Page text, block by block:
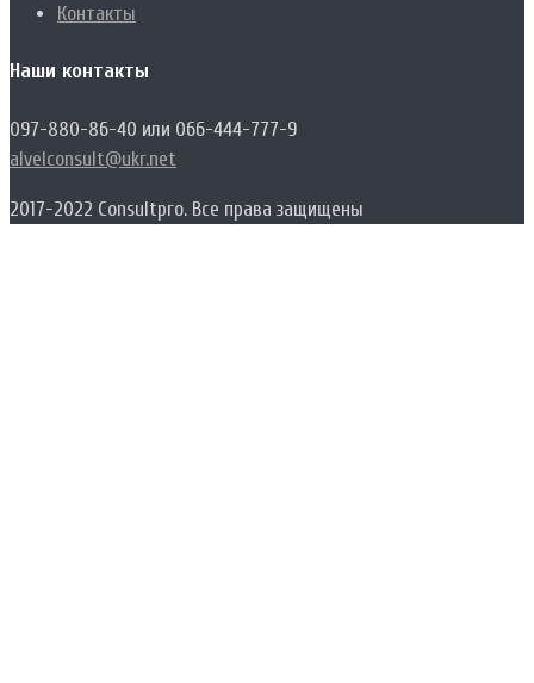
Контакты
Наши контакты
097-880-86-40 или 066-444-777-9
alvelconsult@ukr.net
2017-2022 Consultpro. Все права защищены